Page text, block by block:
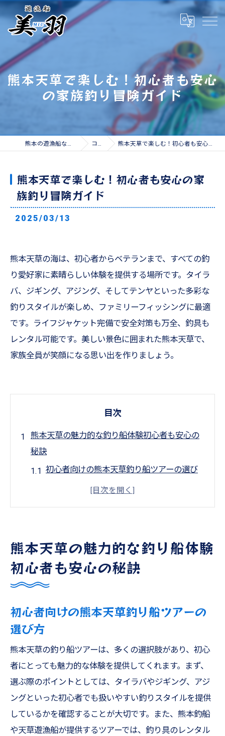
熊本天草で楽しむ！初心者も安心
の家族釣り冒険ガイド
熊本の遊漁船なら遊漁船 美羽 コラム 熊本天草で楽しむ！初心者も安心の家族釣り冒険ガイド
熊本天草で楽しむ！初心者も安心の家
族釣り冒険ガイド
2025/03/13
熊本天草の海は、初心者からベテランまで、すべての釣
り愛好家に素晴らしい体験を提供する場所です。タイラ
バ、ジギング、アジング、そしてテンヤといった多彩な
釣りスタイルが楽しめ、ファミリーフィッシングに最適
です。ライフジャケット完備で安全対策も万全、釣具も
レンタル可能です。美しい景色に囲まれた熊本天草で、
家族全員が笑顔になる思い出を作りましょう。
目次
熊本天草の魅力的な釣り船体験初心者も安心の
秘訣
初心者向けの熊本天草釣り船ツアーの選び
熊本天草の釣り船で体験できる釣りスタイ
ル
子供連れでも安心！熊本天草の釣り船体験
タイラバとジギングで熊本の海を楽しむ技術と
コツ
初めてのタイラバ体験で知っておきたいこ
と
ジギング初心者必見！熊本天草での基本テ
クニック
熊本天草でのタイラバ釣りの魅力とは
ジギングで狙う熊本天草の人気ターゲット
熊本天草の魅力的な釣り船体験
初心者も安心の秘訣
初心者向けの熊本天草釣り船ツアーの
選び方
熊本天草の釣り船ツアーは、多くの選択肢があり、初心
者にとっても魅力的な体験を提供してくれます。まず、
選ぶ際のポイントとしては、タイラバやジギング、アジ
ングといった初心者でも扱いやすい釣りスタイルを提供
しているかを確認することが大切です。また、熊本釣船
や天草遊漁船が提供するツアーでは、釣り具のレンタル